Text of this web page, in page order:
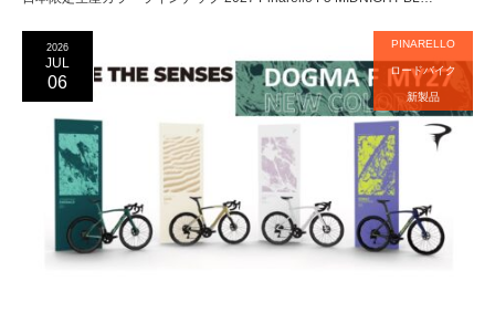
2026
JUL
06
PINARELLO
ロードバイク
新製品